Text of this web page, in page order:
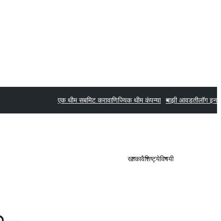
एक थीम सबमिट करावाणिज्यिक थीम कंपन्या माझी आवडतीलॉग इन
खाकावैशिष्ट्येविषयी